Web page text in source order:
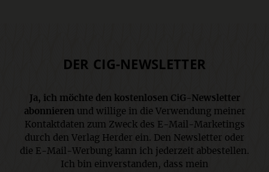
DER CIG-NEWSLETTER
Ja, ich möchte den kostenlosen CiG-Newsletter
abonnieren und willige in die Verwendung meiner
Kontaktdaten zum Zweck des E-Mail-Marketings
durch den Verlag Herder ein. Den Newsletter oder
die E-Mail-Werbung kann ich jederzeit abbestellen.
Ich bin einverstanden, dass mein